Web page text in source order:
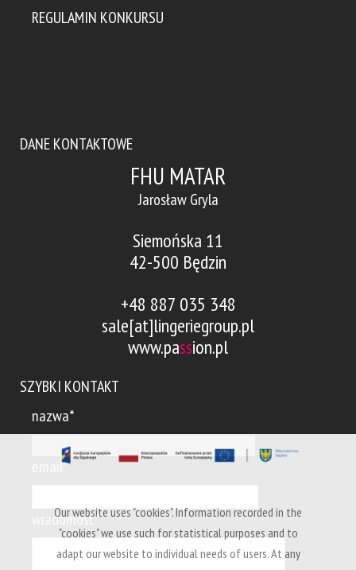
REGULAMIN KONKURSU
DANE KONTAKTOWE
FHU MATAR
Jarosław Gryla
Siemońska 11
42-500 Będzin
+48 887 035 348
sale[at]lingeriegroup.pl
www.passion.pl
SZYBKI KONTAKT
nazwa*
email*
wiadomość*
Our website uses "cookies". Information recorded in the
"cookies" we use such for statistical purposes and to
adapt our website to individual needs of users. At any